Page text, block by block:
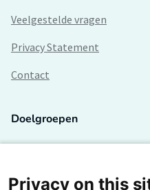
Veelgestelde vragen
Privacy Statement
Contact
Doelgroepen
Lectoren en onderzoekers
Privacy on this